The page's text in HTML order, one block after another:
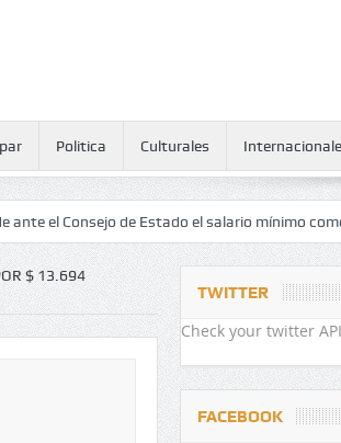
Politica Culturales
de Estado el salario mínimo como
$ 13.694
TWITTER
Check your twitter
FACEBOOK